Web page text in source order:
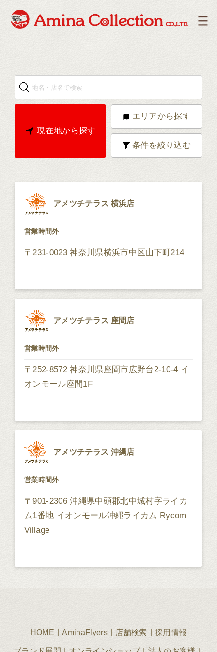
現在地から探す
エリアから探す
条件を絞り込む
アメツチテラス 横浜店
営業時間外
〒231-0023 神奈川県横浜市中区山下町214
アメツチテラス 座間店
営業時間外
〒252-8572 神奈川県座間市広野台2-10-4 イ
オンモール座間1F
アメツチテラス 沖縄店
営業時間外
〒901-2306 沖縄県中頭郡北中城村字ライカ
ム1番地 イオンモール沖縄ライカム Rycom
Village
HOME AminaFlyers 店舗検索 採用情報